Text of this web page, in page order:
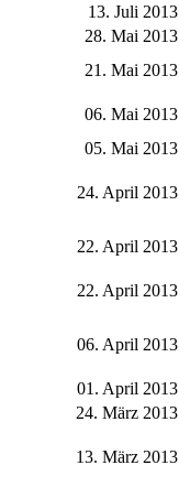
13. Juli 2013
28. Mai 2013
21. Mai 2013
06. Mai 2013
05. Mai 2013
24. April 2013
22. April 2013
22. April 2013
06. April 2013
01. April 2013
24. März 2013
13. März 2013